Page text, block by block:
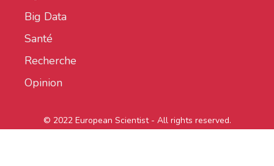
Big Data
Santé
Recherche
Opinion
© 2022 European Scientist - All rights reserved.